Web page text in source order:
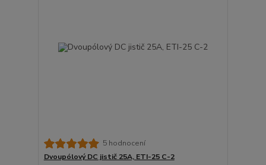
5 hodnocení
Dvoupólový DC jistič 25A, ETI-25 C-2